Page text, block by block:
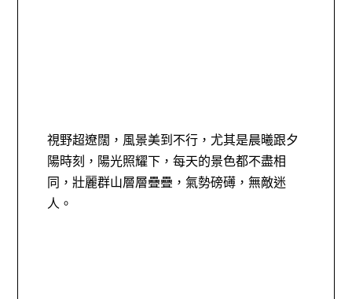
視野超遼闊，風景美到不行，尤其是晨曦跟夕
陽時刻，陽光照耀下，每天的景色都不盡相
同，壯麗群山層層疊疊，氣勢磅礡，無敵迷
人。